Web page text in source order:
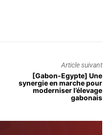
Article suivant
[Gabon-Egypte] Une
synergie en marche pour
moderniser l’élevage
gabonais